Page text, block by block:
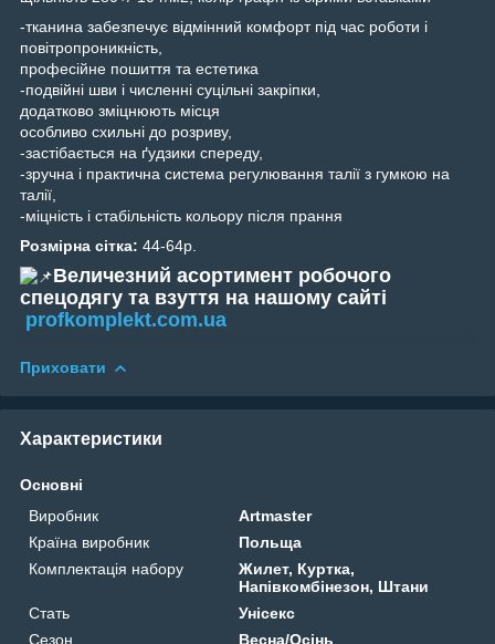
-тканина забезпечує відмінний комфорт під час роботи і
повітропроникність,
професійне пошиття та естетика
-подвійні шви і численні суцільні закріпки,
додатково зміцнюють місця
особливо схильні до розриву,
-застібається на ґудзики спереду,
-зручна і практична система регулювання талії з гумкою на
талії,
-міцність і стабільність кольору після прання
Розмірна сітка: 44-64р.
Величезний асортимент робочого
спецодягу та взуття на нашому сайті
profkomplekt.com.ua
Приховати
Характеристики
Основні
Виробник
Artmaster
Країна виробник
Польща
Комплектація набору
Жилет, Куртка,
Напівкомбінезон, Штани
Стать
Унісекс
Сезон
Весна/Осінь